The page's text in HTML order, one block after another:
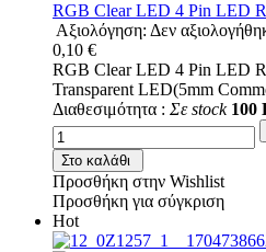
RGB Clear LED 4 Pin LED
Αξιολόγηση: Δεν
0,10 €
RGB Clear LED 4 Pin LED
Transparent LED(5mm
Διαθεσιμότητα : Σε stock 100
Στο καλάθι
Προσθήκη στην Wishlist
Προσθήκη για σύγκριση
Hot